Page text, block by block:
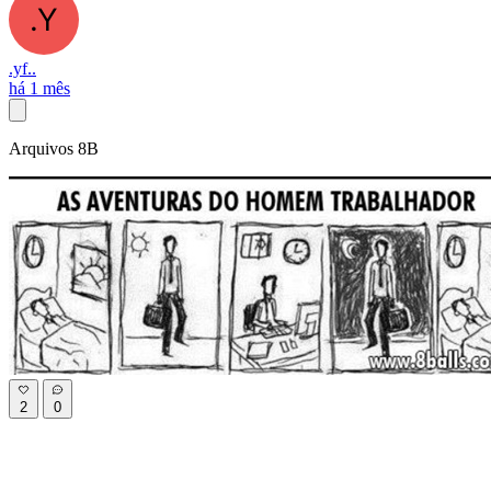
.yf..
há 1 mês
Arquivos 8B
2 0